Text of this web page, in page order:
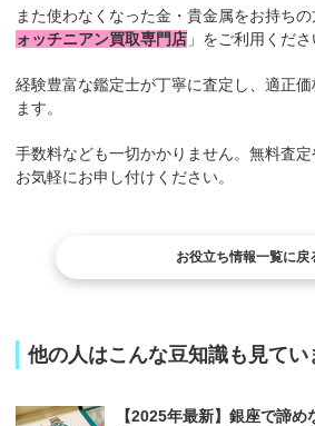
また使わなくなった金・貴金属をお持ち
ォッチニアン買取専門店 」をご利用くださ
経験豊富な鑑定士が丁寧に査定し、適正
ます。
手数料なども一切かかりません。無料査
お気軽にお申し付けください。
お役立ち情報一覧に戻
他の人はこんな豆知識も見てい
【2025年最新】銀座で諦